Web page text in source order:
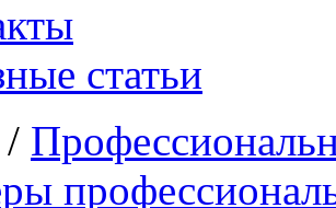
статьи
/